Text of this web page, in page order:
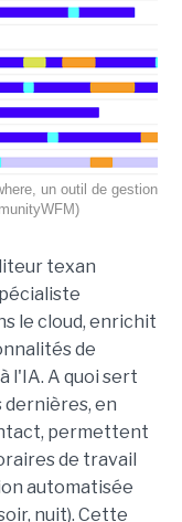
un outil de gestion
texan
le cloud, enrichit
de
l'IA. A quoi sert
en
permettent
de travail
automatisée
nuit). Cette